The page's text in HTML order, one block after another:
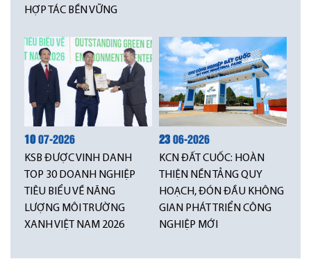
HỢP TÁC BỀN VỮNG
1007-2026
KSB ĐƯỢC VINH DANH
TOP 30 DOANH NGHIỆP
TIÊU BIỂU VỀ NĂNG
LƯỢNG MÔI TRƯỜNG
XANH VIỆT NAM 2026
2306-2026
KCN ĐẤT CUỐC: HOÀN
THIỆN NỀN TẢNG QUY
HOẠCH, ĐÓN ĐẦU KHÔNG
GIAN PHÁT TRIỂN CÔNG
NGHIỆP MỚI